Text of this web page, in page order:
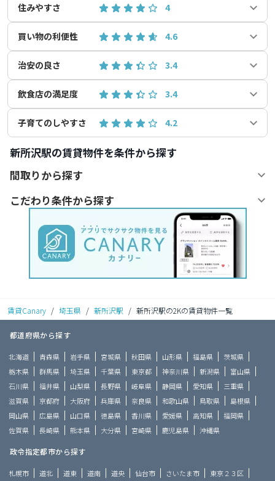
住みやすさ
4
買い物の利便性 4.6
治安の良さ 3.4
飲食店の満足度 3.4
子育てのしやすさ 4.2
新所沢駅の賃貸物件を条件から探す
間取りから探す
こだわり条件から探す
賃貸Canary / 埼玉県 / 新所沢駅 / 新所沢駅の2Kの賃貸物件一覧
都道府県から探す
北海道 青森県 岩手県 宮城県 秋田県 山形県 福島県
茨城県
栃木県
群馬県 埼玉県 千葉県 東京都 神奈川県 新潟県
富山県
石川県
福井県 山梨県 長野県 岐阜県 静岡県 愛知県
三重県
滋賀県
京都府 大阪府 兵庫県 奈良県 和歌山県 鳥取県
島根県
岡山県
広島県 山口県 徳島県 香川県 愛媛県 高知県
福岡県
佐賀県
長崎県 熊本県 大分県 宮崎県 鹿児島県 沖縄県
政令指定都市から探す
札幌市 道北 道東 道南 道央 仙台市 さいたま市 東京２３区